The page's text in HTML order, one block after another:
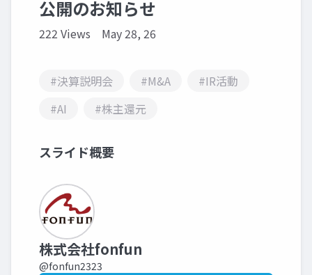
公開のお知らせ
222 Views May 28, 26
#決算説明会 #M&A
#IR活動
#AI
#株主還元
スライド概要
株式会社fonfun
@fonfun2323